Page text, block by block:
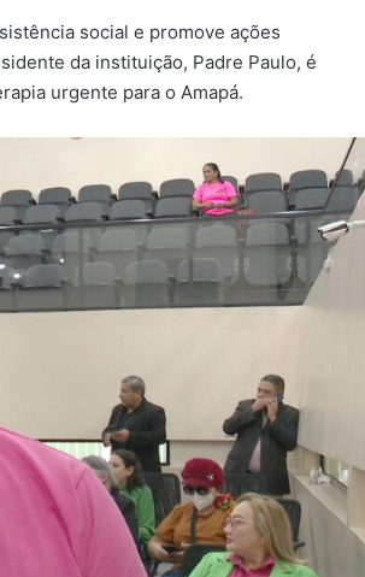
social e promove ações
da instituição, Padre Paulo, é
urgente para o Amapá.